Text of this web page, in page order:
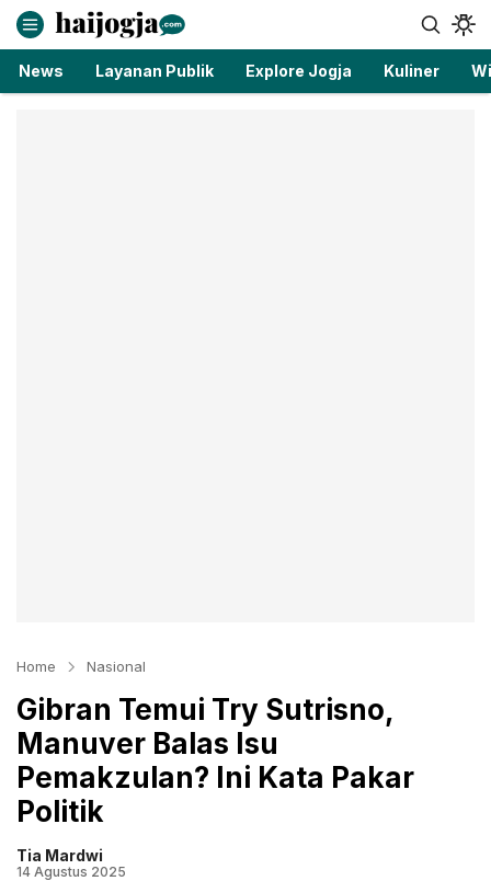
haijogja.com
Berita Jogja Terbaru dan Terkini
News Layanan Publik Explore Jogja Kuliner
Home Nasional
Gibran Temui Try Sutrisno,
Manuver Balas Isu
Pemakzulan? Ini Kata Pakar
Politik
Tia Mardwi
14 Agustus 2025